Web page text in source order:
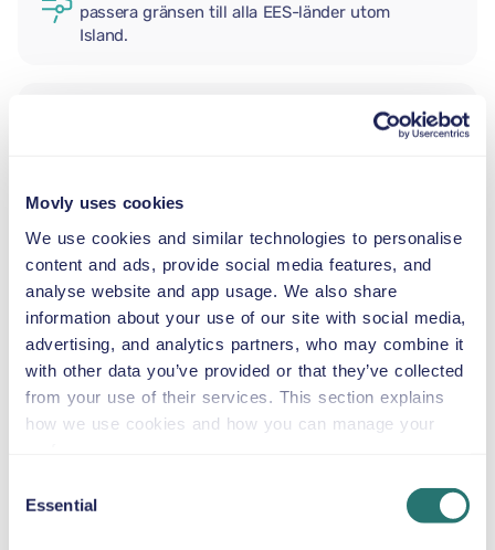
Movly uses cookies
We use cookies and similar technologies to personalise
content and ads, provide social media features, and
analyse website and app usage. We also share
information about your use of our site with social media,
advertising, and analytics partners, who may combine it
with other data you’ve provided or that they’ve collected
from your use of their services. This section explains
how we use cookies and how you can manage your
Selection
Essential
passera gränsen till alla EES-länder utom
Island.
BABYSKYDD
2,5–13 kg
SMÅBARNSTOL
BÄLTESSTOL
15–36 kg
BÄLTESKUDDE